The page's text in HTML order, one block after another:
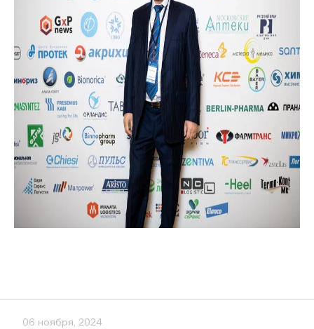
06 ноября, 2024